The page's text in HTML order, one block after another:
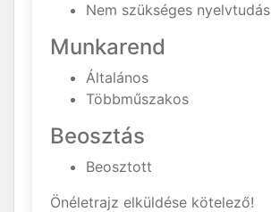
Nem szükséges nyelvtudás
Munkarend
Általános
Többműszakos
Beosztás
Beosztott
Önéletrajz elküldése kötelező!